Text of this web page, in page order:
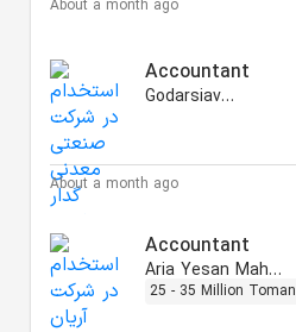
About a month ago
Accountant
Godarsiavash
About a month ago
Accountant
Aria Yesan Mahan
25 - 35 Million Toman